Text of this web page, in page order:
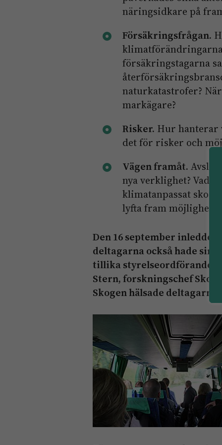
näringsidkare på
Försäkringsfrågan.
försäkringstagarna
naturkatastrofer?
markägare?
Risker. Hur hanterar
det för risker och
Vägen framåt.
nya verklighet? Vad
klimatanpassat
lyfta fram möjligheter?
Den 16 september
deltagarna också hade sin
tillika styrelseordförande
Stern, forskningschef
Skogen hälsade deltagarna